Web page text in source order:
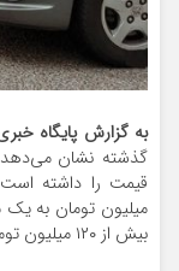
به گزارش پایگاه
بیش از ۱۲۰ میلیون تومان در کمتر از سه هفته.